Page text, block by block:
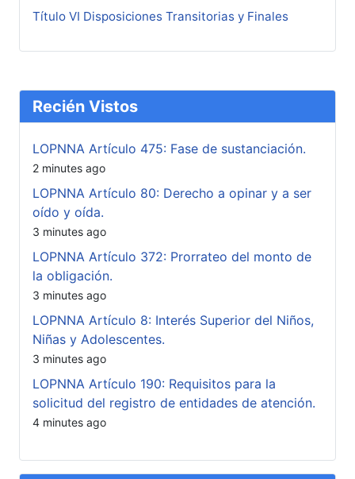
Título VI Disposiciones Transitorias y Finales
Recién Vistos
LOPNNA Artículo 475: Fase de sustanciación.
2 minutes ago
LOPNNA Artículo 80: Derecho a opinar y a ser
oído y oída.
3 minutes ago
LOPNNA Artículo 372: Prorrateo del monto de
la obligación.
3 minutes ago
LOPNNA Artículo 8: Interés Superior del Niños,
Niñas y Adolescentes.
3 minutes ago
LOPNNA Artículo 190: Requisitos para la
solicitud del registro de entidades de atención.
4 minutes ago